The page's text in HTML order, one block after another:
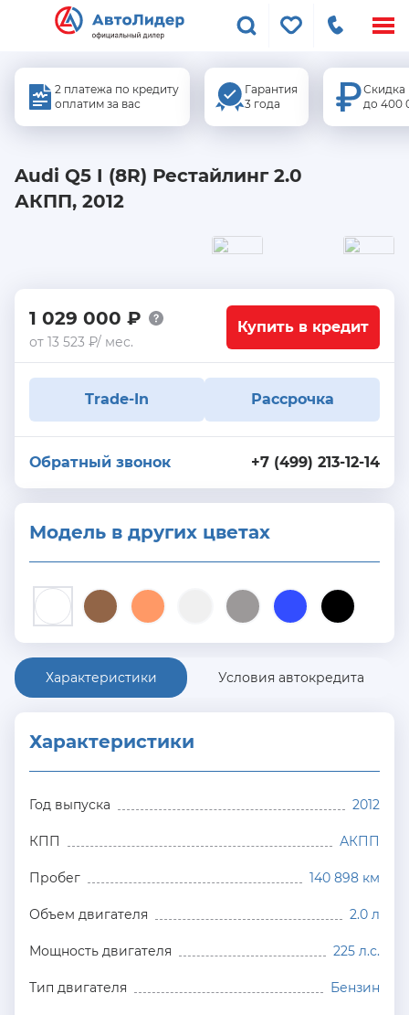
2 платежа по кредиту
оплатим за вас
Гарантия
3 года
Скидка
до 400
Audi Q5 I (8R) Рестайлинг 2.0
АКПП, 2012
1 029 000 ₽
от 13 523 ₽/ мес.
Купить в кредит
Trade-In Рассрочка
+7 (499) 213-12-14
Обратный звонок
Модель в других цветах
Характеристики Условия автокредита
Характеристики
Год выпуска 2012
КПП АКПП
Пробег 140 898 км
Объем двигателя 2.0 л
Мощность двигателя 225 л.с.
Тип двигателя Бензин